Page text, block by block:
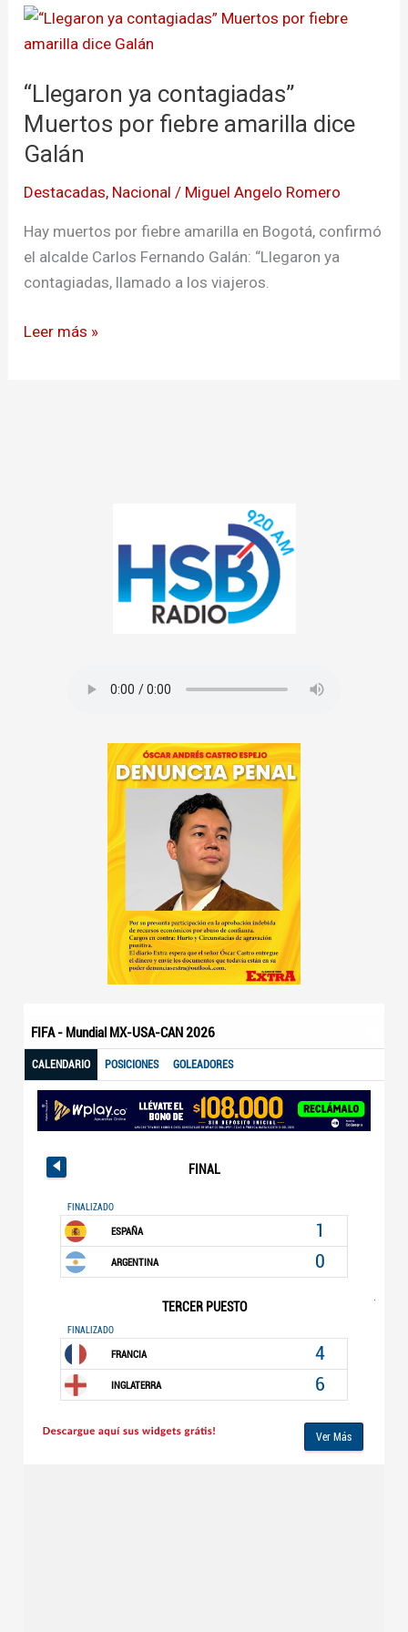
“Llegaron ya contagiadas”
Muertos por fiebre amarilla dice
Galán
Destacadas, Nacional / Miguel Angelo Romero
Hay muertos por fiebre amarilla en Bogotá, confirmó
el alcalde Carlos Fernando Galán: “Llegaron ya
contagiadas, llamado a los viajeros.
“Llegaron
ya
Muertos
por
fiebre
dice
Leer más »